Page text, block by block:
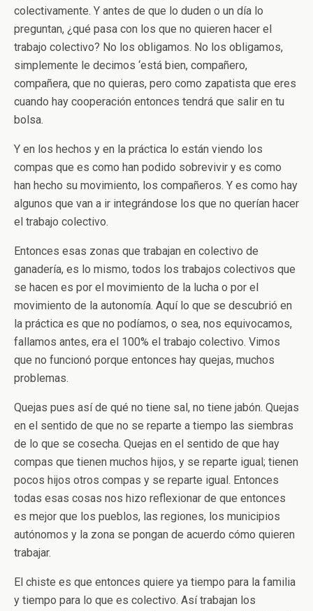
colectivamente. Y antes de que lo duden o un día lo
preguntan, ¿qué pasa con los que no quieren hacer el
trabajo colectivo? No los obligamos. No los obligamos,
simplemente le decimos ‘está bien, compañero,
compañera, que no quieras, pero como zapatista que eres
cuando hay cooperación entonces tendrá que salir en tu
bolsa.
Y en los hechos y en la práctica lo están viendo los
compas que es como han podido sobrevivir y es como
han hecho su movimiento, los compañeros. Y es como hay
algunos que van a ir integrándose los que no querían hacer
el trabajo colectivo.
Entonces esas zonas que trabajan en colectivo de
ganadería, es lo mismo, todos los trabajos colectivos que
se hacen es por el movimiento de la lucha o por el
movimiento de la autonomía. Aquí lo que se descubrió en
la práctica es que no podíamos, o sea, nos equivocamos,
fallamos antes, era el 100% el trabajo colectivo. Vimos
que no funcionó porque entonces hay quejas, muchos
problemas.
Quejas pues así de qué no tiene sal, no tiene jabón. Quejas
en el sentido de que no se reparte a tiempo las siembras
de lo que se cosecha. Quejas en el sentido de que hay
compas que tienen muchos hijos, y se reparte igual; tienen
pocos hijos otros compas y se reparte igual. Entonces
todas esas cosas nos hizo reflexionar de que entonces
es mejor que los pueblos, las regiones, los municipios
autónomos y la zona se pongan de acuerdo cómo quieren
trabajar.
El chiste es que entonces quiere ya tiempo para la familia
y tiempo para lo que es colectivo. Así trabajan los